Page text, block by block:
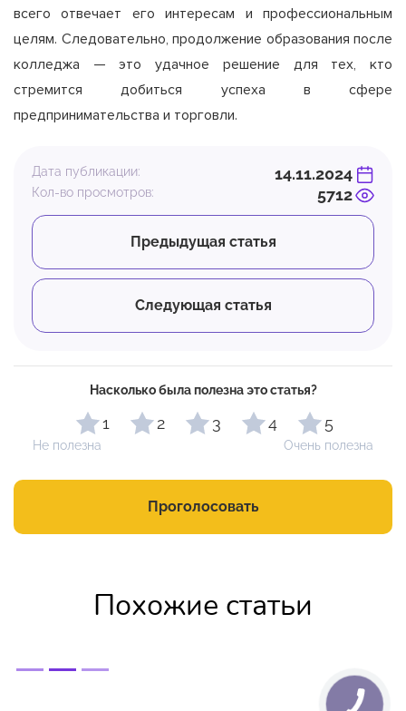
всего отвечает его интересам и профессиональным
целям. Следовательно, продолжение образования после
колледжа — это удачное решение для тех, кто
стремится добиться успеха в сфере
предпринимательства и торговли.
Дата публикации: 14.11.2024
Кол-во просмотров: 5712
Предыдущая статья
Следующая статья
Насколько была полезна это статья?
1 2 3 4 5
Не полезна Очень полезна
Проголосовать
Похожие статьи